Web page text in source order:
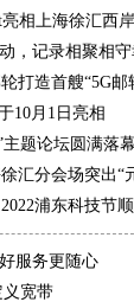
相上海徐汇西岸
，记录相聚相守
打造首艘“5G邮
10月1日亮相
题论坛圆满落幕
汇分会场突出“
浦东科技节
服务更随心
义宽带